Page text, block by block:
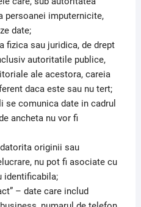
persoanei imputernicite,
date;
fizica sau juridica, de drept
autoritatile publice,
ale acestora, careia
daca este sau nu tert;
comunica date in cadrul
ancheta nu vor fi
originii sau
nu pot fi asociate cu
identificabila;
– date care includ